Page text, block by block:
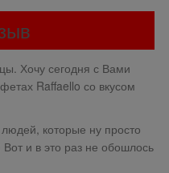
Хочу сегодня с Вами
Raffaello со вкусом
которые ну просто
и в это раз не обошлось